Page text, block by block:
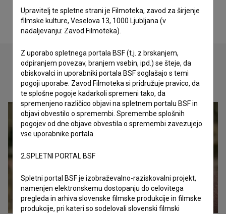
Oglejte si
Upravitelj te spletne strani je Filmoteka, zavod za širjenje
filmske kulture, Veselova 13, 1000 Ljubljana (v
nadaljevanju: Zavod Filmoteka).
Z uporabo spletnega portala BSF (t.j. z brskanjem,
odpiranjem povezav, branjem vsebin, ipd.) se šteje, da
obiskovalci in uporabniki portala BSF soglašajo s temi
pogoji uporabe. Zavod Filmoteka si pridružuje pravico, da
te splošne pogoje kadarkoli spremeni tako, da
spremenjeno različico objavi na spletnem portalu BSF in
objavi obvestilo o spremembi. Spremembe splošnih
pogojev od dne objave obvestila o spremembi zavezujejo
vse uporabnike portala.
2.SPLETNI PORTAL BSF
Spletni portal BSF je izobraževalno-raziskovalni projekt,
namenjen elektronskemu dostopanju do celovitega
pregleda in arhiva slovenske filmske produkcije in filmske
produkcije, pri kateri so sodelovali slovenski filmski